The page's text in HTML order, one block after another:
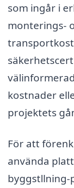
som ingår i
monterings-
kostnader
projektets
För att
använda
byggstllning-